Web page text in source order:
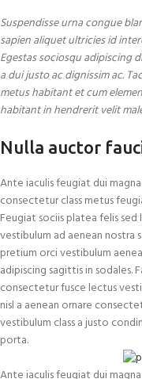
Suspendisse urna congue
sapien aliquet ultricies id
Egestas sociosqu adipiscing
a dui justo ac dignissim ac.
metus habitant et cum
habitant in hendrerit velit
Nulla auctor
Ante iaculis feugiat dui
consectetur class metus
Feugiat sociis platea felis
vestibulum ad aenean nostra
pretium orci vestibulum
adipiscing sagittis in sodales.
consectetur fusce lectus
nisl a aenean ornare
vestibulum class a justo
porta.